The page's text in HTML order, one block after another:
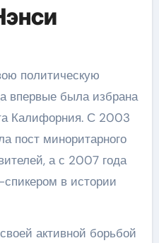
политическую
впервые была избрана
Калифорния. С 2003
пост миноритарного
а с 2007 года
в истории
активной борьбой